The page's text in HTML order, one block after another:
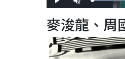
l
n
u
t
e
L
e
d
:
2
7
.
9
3
麥浚龍、周